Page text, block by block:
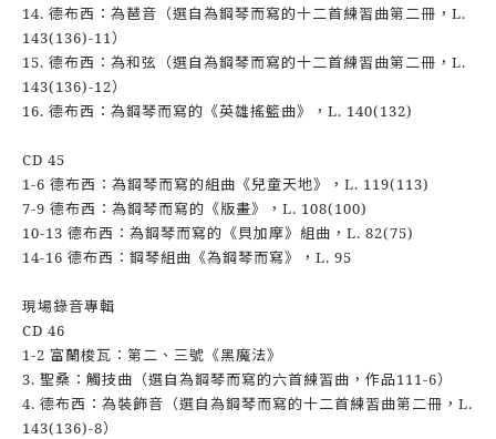
14. 德布西：為琶音（選自為鋼琴而寫的十二首練習曲第二冊，L.
143(136)-11）
15. 德布西：為和弦（選自為鋼琴而寫的十二首練習曲第二冊，L.
143(136)-12）
16. 德布西：為鋼琴而寫的《英雄搖籃曲》，L. 140(132)
CD 45
1-6 德布西：為鋼琴而寫的組曲《兒童天地》，L. 119(113)
7-9 德布西：為鋼琴而寫的《版畫》，L. 108(100)
10-13 德布西：為鋼琴而寫的《貝加摩》組曲，L. 82(75)
14-16 德布西：鋼琴組曲《為鋼琴而寫》，L. 95
現場錄音專輯
CD 46
1-2 富蘭梭瓦：第二、三號《黑魔法》
3. 聖桑：觸技曲（選自為鋼琴而寫的六首練習曲，作品111-6）
4. 德布西：為裝飾音（選自為鋼琴而寫的十二首練習曲第二冊，L.
143(136)-8）